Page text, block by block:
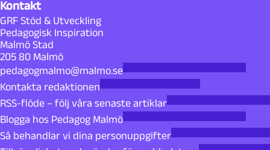
Kontakt
GRF Stöd & Utveckling
Pedagogisk Inspiration
Malmö Stad
205 80 Malmö
pedagogmalmo@malmo.se
Kontakta redaktionen
RSS-flöde – följ våra senaste artiklar
Blogga hos Pedagog Malmö
Så behandlar vi dina personuppgifter